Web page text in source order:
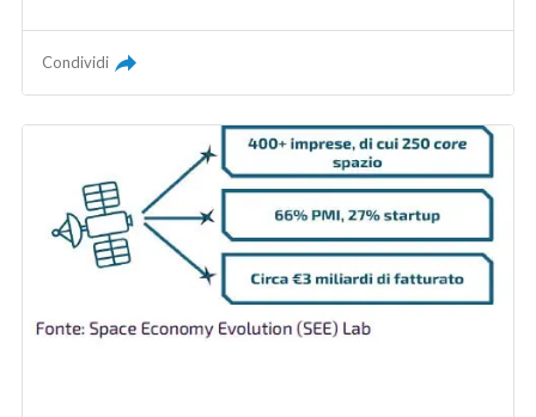
Condividi